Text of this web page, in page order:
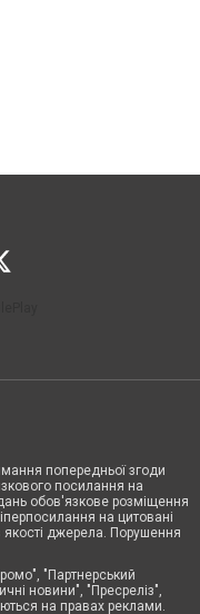
попередньої згоди
посилання на
обов'язкове розміщення
на цитовані
якості джерела. Порушення
"Партнерський
новини", "Пресреліз",
на правах реклами.